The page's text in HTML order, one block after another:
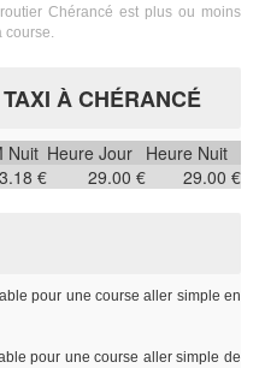
Chérancé est plus ou moins
course.
À CHÉRANCÉ
Nuit Heure Jour Heure Nuit
3.18 € 29.00 € 29.00 €
pour une course aller simple en
pour une course aller simple de